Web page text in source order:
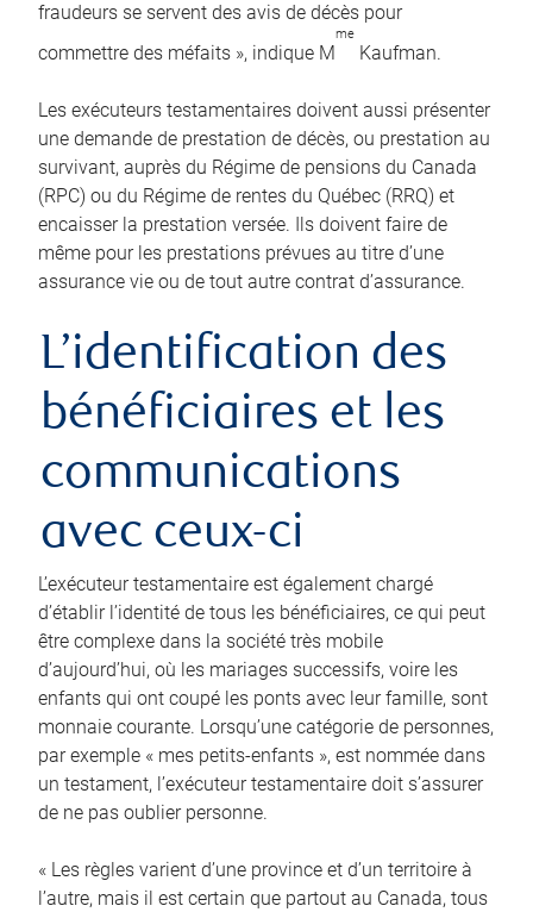
fraudeurs se servent des avis de décès pour
commettre des méfaits », indique M
me
Kaufman.
Les exécuteurs testamentaires doivent aussi présenter
une demande de prestation de décès, ou prestation au
survivant, auprès du Régime de pensions du Canada
(RPC) ou du Régime de rentes du Québec (RRQ) et
encaisser la prestation versée. Ils doivent faire de
même pour les prestations prévues au titre d’une
assurance vie ou de tout autre contrat d’assurance.
L’identification des
bénéficiaires et les
communications
avec ceux-ci
L’exécuteur testamentaire est également chargé
d’établir l’identité de tous les bénéficiaires, ce qui peut
être complexe dans la société très mobile
d’aujourd’hui, où les mariages successifs, voire les
enfants qui ont coupé les ponts avec leur famille, sont
monnaie courante. Lorsqu’une catégorie de personnes,
par exemple « mes petits-enfants », est nommée dans
un testament, l’exécuteur testamentaire doit s’assurer
de ne pas oublier personne.
« Les règles varient d’une province et d’un territoire à
l’autre, mais il est certain que partout au Canada, tous